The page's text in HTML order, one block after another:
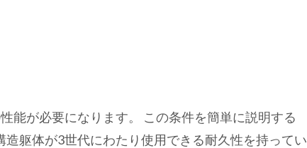
能が必要になります。 この条件を簡単に説明する
躯体が3世代にわたり使用できる耐久性を持ってい